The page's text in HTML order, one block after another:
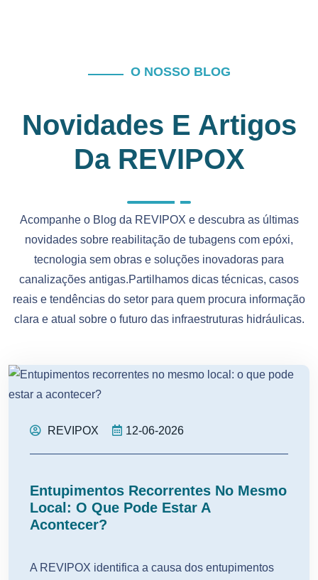
O NOSSO BLOG
Novidades E Artigos
Da REVIPOX
Acompanhe o Blog da REVIPOX e descubra as últimas
novidades sobre reabilitação de tubagens com epóxi,
tecnologia sem obras e soluções inovadoras para
canalizações antigas.Partilhamos dicas técnicas, casos
reais e tendências do setor para quem procura informação
clara e atual sobre o futuro das infraestruturas hidráulicas.
REVIPOX 12-06-2026
Entupimentos Recorrentes No Mesmo
Local: O Que Pode Estar A
Acontecer?
A REVIPOX identifica a causa dos entupimentos